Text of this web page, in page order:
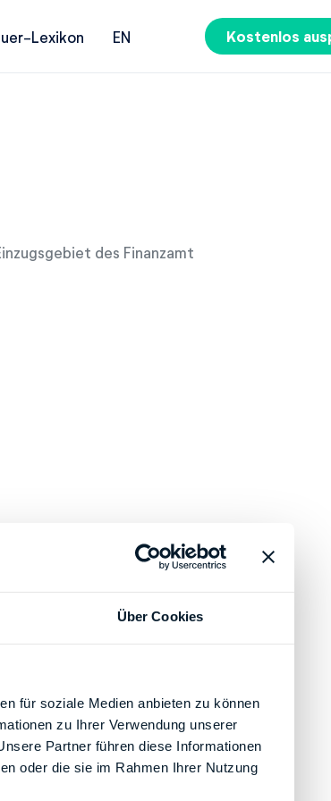
Über Cookies
für soziale Medien anbieten zu können
zu Ihrer Verwendung unserer
Partner führen diese Informationen
oder die sie im Rahmen Ihrer Nutzung
Lexikon EN Kostenlos
des Finanzamt